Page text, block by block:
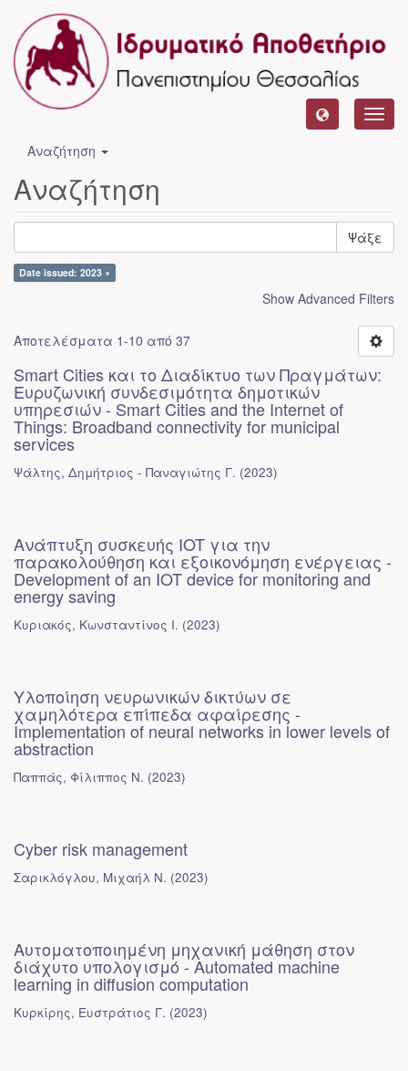
Αναζήτηση
Αναζήτηση
Ψάξε
Date issued: 2023 ×
Show Advanced Filters
Αποτελέσματα 1-10 από 37
Smart Cities και το Διαδίκτυο των Πραγμάτων:
Ευρυζωνική συνδεσιμότητα δημοτικών
υπηρεσιών - Smart Cities and the Internet of
Things: Broadband connectivity for municipal
services
Ψάλτης, Δημήτριος - Παναγιώτης Γ. (2023)
Ανάπτυξη συσκευής IOT για την
παρακολούθηση και εξοικονόμηση ενέργειας -
Development of an IOT device for monitoring and
energy saving
Κυριακός, Κωνσταντίνος Ι. (2023)
Υλοποίηση νευρωνικών δικτύων σε
χαμηλότερα επίπεδα αφαίρεσης -
Implementation of neural networks in lower levels of
abstraction
Παππάς, Φίλιππος Ν. (2023)
Cyber risk management
Σαρικλόγλου, Μιχαήλ Ν. (2023)
Αυτοματοποιημένη μηχανική μάθηση στον
διάχυτο υπολογισμό - Automated machine
learning in diffusion computation
Κυρκίρης, Ευστράτιος Γ. (2023)